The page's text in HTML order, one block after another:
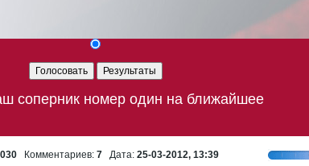
Голосовать Результаты
соперник номер один на ближайшее
Комментариев: 7Дата: 25-03-2012, 13:39